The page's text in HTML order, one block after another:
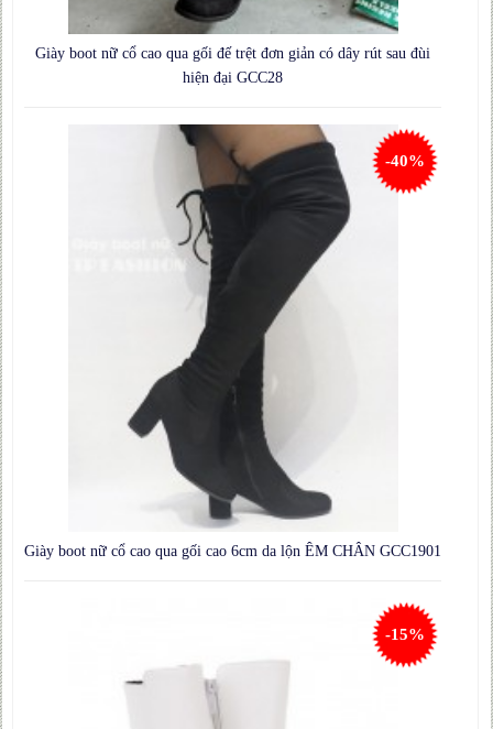
Giày boot nữ cổ cao qua gối đế trệt đơn giản có dây rút sau đùi
hiện đại GCC28
Giày boot nữ cổ cao qua gối cao 6cm da lộn ÊM CHÂN GCC1901
-40%
-15%